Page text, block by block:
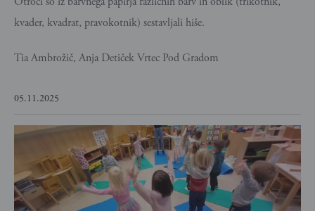
kvader, kvadrat, pravokotnik) sestavljali hiše.
Tia Ambrožič, Anja Detiček Vrtec Pod Gradom
05.11.2025